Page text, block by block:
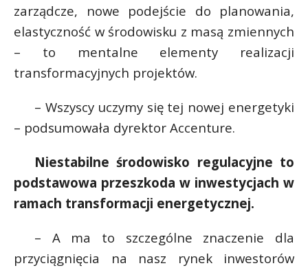
zarządcze, nowe podejście do planowania,
elastyczność w środowisku z masą zmiennych
– to mentalne elementy realizacji
transformacyjnych projektów.
– Wszyscy uczymy się tej nowej energetyki
– podsumowała dyrektor Accenture.
Niestabilne środowisko regulacyjne to
podstawowa przeszkoda w inwestycjach w
ramach transformacji energetycznej.
– A ma to szczególne znaczenie dla
przyciągnięcia na nasz rynek inwestorów